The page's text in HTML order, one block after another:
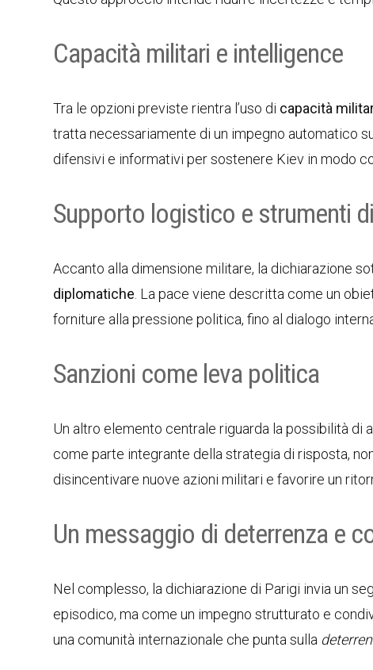
Capacità militari e intelligence
Tra le opzioni previste rientra l’uso di capacità
tratta necessariamente di un impegno automatico
difensivi e informativi per sostenere Kiev in modo
Supporto logistico e strumenti
Accanto alla dimensione militare, la dichiarazione
diplomatiche . La pace viene descritta come un
forniture alla pressione politica, fino al dialogo
Sanzioni come leva politica
Un altro elemento centrale riguarda la possibilità di
come parte integrante della strategia di risposta,
disincentivare nuove azioni militari e favorire un
Un messaggio di deterrenza e
Nel complesso, la dichiarazione di Parigi invia un
episodico, ma come un impegno strutturato e
una comunità internazionale che punta sulla